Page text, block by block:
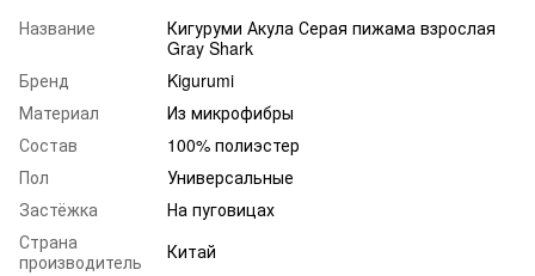
Название
Кигуруми Акула Серая пижама взрослая
Gray Shark
Бренд
Kigurumi
Материал
Из микрофибры
Состав
100% полиэстер
Пол
Универсальные
Застёжка
На пуговицах
Страна
производитель
Китай